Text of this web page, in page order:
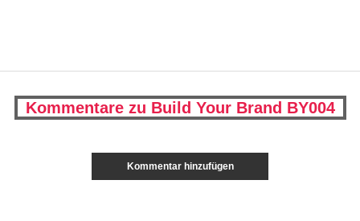
Kommentare zu Build Your Brand BY004
Kommentar hinzufügen